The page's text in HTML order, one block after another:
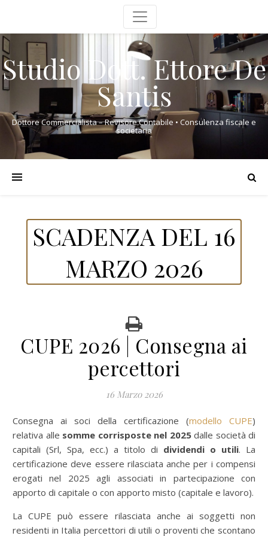
Studio Dott. Ettore De
Santis
Dottore Commercialista – Revisore Contabile • Consulenza fiscale e
societaria
SCADENZA DEL 16
MARZO 2026
CUPE 2026 | Consegna ai
percettori
16 Marzo 2026
Consegna ai soci della certificazione (modello CUPE)
relativa alle somme corrisposte nel 2025dalle società di
capitali (Srl, Spa, ecc.) a titolo di dividendi o utili. La
certificazione deve essere rilasciata anche per i compensi
erogati nel 2025 agli associati in partecipazione con
apporto di capitale o con apporto misto (capitale e lavoro).
La CUPE può essere rilasciata anche ai soggetti non
residenti in Italia percettori di utili o proventi che scontano